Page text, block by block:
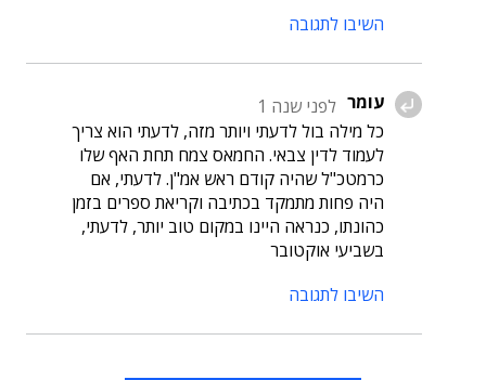
השיבו לתגובה
עומר לפני שנה 1
כל מילה בול לדעתי ויותר מזה, לדעתי הוא צריך
לעמוד לדין צבאי. החמאס צמח תחת האף שלו
כרמטכ"ל שהיה קודם ראש אמ"ן. לדעתי, אם
היה פחות מתמקד בכתיבה וקריאת ספרים בזמן
כהונתו, כנראה היינו במקום טוב יותר, לדעתי,
בשביעי אוקטובר
השיבו לתגובה